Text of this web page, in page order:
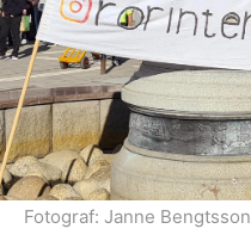
Fotograf: Janne Bengtsson